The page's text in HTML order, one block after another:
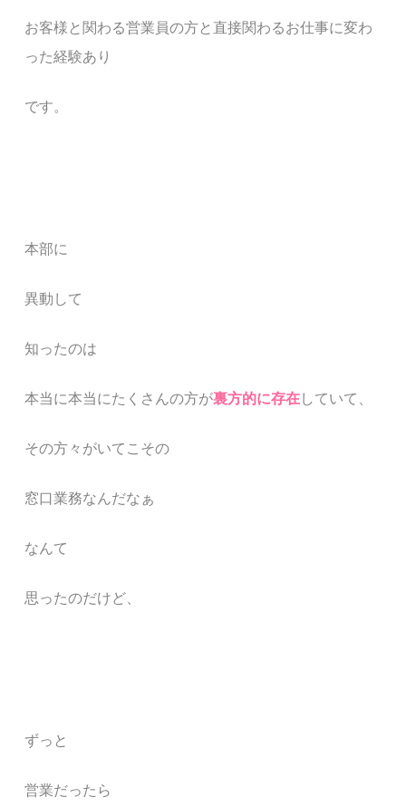
お客様と関わる営業員の方と 直接関わるお仕事に変わ
った経験あり
です。
本部に
異動 して
知ったのは
本当に本当にたくさんの方が裏方的に存在していて、
その方々がいてこその
窓口業務なんだなぁ
なんて
思ったのだけど
ずっと
営業だったら